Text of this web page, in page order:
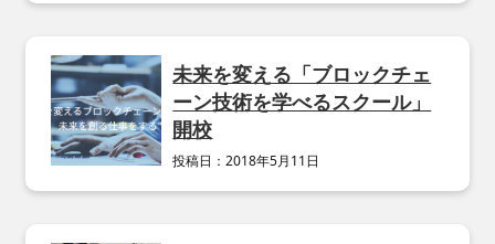
未来を変える「ブロックチェ
ーン技術を学べるスクール」
開校
投稿日：2018年5月11日